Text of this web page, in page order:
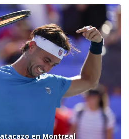
en Montreal